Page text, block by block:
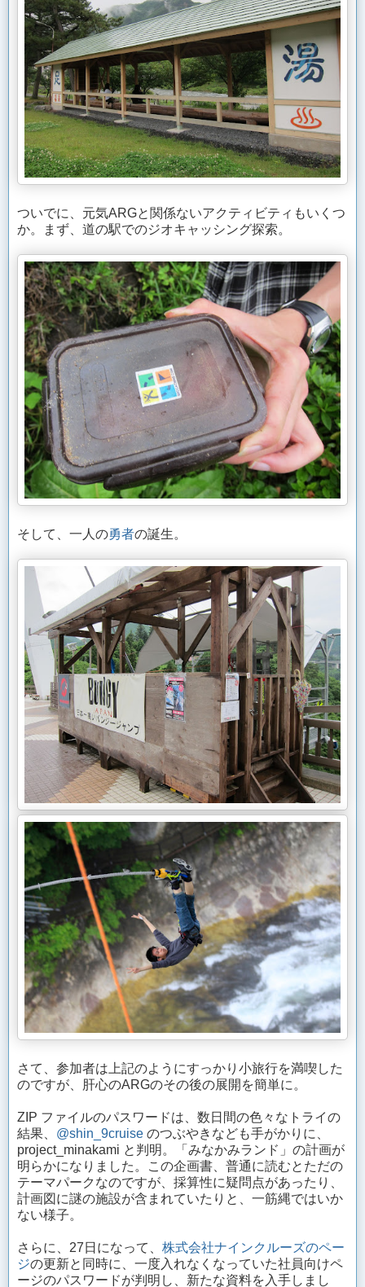
ついでに、元気ARGと関係ないアクティビティもいくつ
か。まず、道の駅でのジオキャッシング探索。
そして、一人の勇者の誕生。
さて、参加者は上記のようにすっかり小旅行を満喫した
のですが、肝心のARGのその後の展開を簡単に。
ZIP ファイルのパスワードは、数日間の色々なトライの
結果、 @shin_9cruise のつぶやきなども手がかりに、
project_minakami と判明。「みなかみランド」の計画が
明らかになりました。この企画書、普通に読むとただの
テーマパークなのですが、採算性に疑問点があったり、
計画図に謎の施設が含まれていたりと、一筋縄ではいか
ない様子。
さらに、27日になって、 株式会社ナインクルーズのペー
ジの更新と同時に、一度入れなくなっていた社員向けペ
ージのパスワードが判明し、新たな資料を入手しまし